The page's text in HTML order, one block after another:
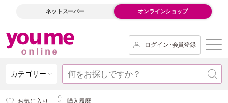
ネットスーパー オンラインショップ
ログイン･会員登録
カテゴリー
お気に入り 購入履歴